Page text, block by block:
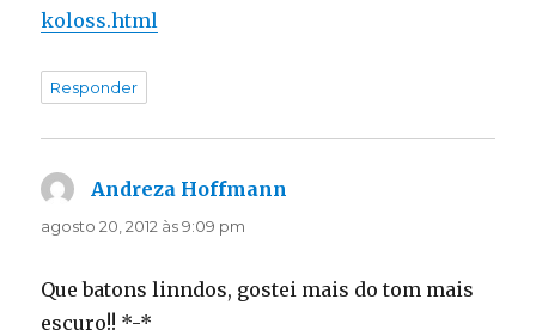
koloss.html
Responder
Andreza Hoffmann
agosto 20, 2012 às 9:09 pm
Que batons linndos, gostei mais do tom mais
escuro!! *-*